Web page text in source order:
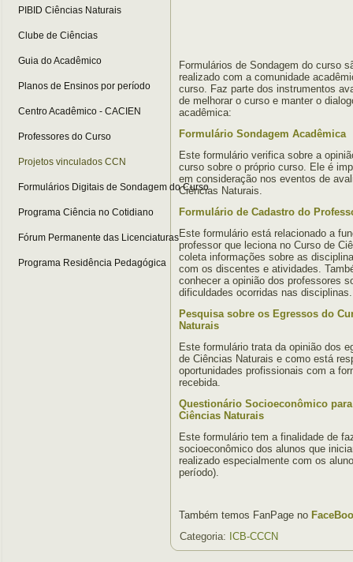
PIBID Ciências Naturais
Clube de Ciências
Guia do Acadêmico
Planos de Ensinos por período
Centro Acadêmico - CACIEN
Professores do Curso
Projetos vinculados CCN
Formulários Digitais de Sondagem do Curso
Programa Ciência no Cotidiano
Fórum Permanente das Licenciaturas
Programa Residência Pedagógica
Formulários de Sondagem do curso
realizado com a comunidade
curso. Faz parte dos instrumentos
de melhorar o curso e manter o
acadêmica:
Formulário Sondagem Acadêmica
Este formulário verifica sobre a
curso sobre o próprio curso. Ele é
em consideração nos eventos de
Ciências Naturais.
Formulário de Cadastro do
Este formulário está relacionado a
professor que leciona no Curso de
coleta informações sobre as
com os discentes e atividades.
conhecer a opinião dos professores
dificuldades ocorridas nas disciplinas.
Pesquisa sobre os Egressos do
Naturais
Este formulário trata da opinião dos
de Ciências Naturais e como está
oportunidades profissionais com a
recebida.
Questionário Socioeconômico
Ciências Naturais
Este formulário tem a finalidade de
socioeconômico dos alunos que
realizado especialmente com os
período).
Também temos FanPage no
Categoria: ICB-CCCN